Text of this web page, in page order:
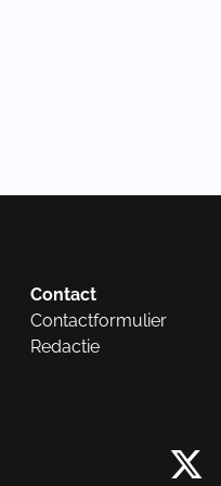
Contact
Contactformulier
Redactie